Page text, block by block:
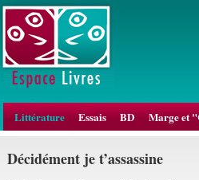
Littérature Essais BD Marge et
Décidément je t’assassine